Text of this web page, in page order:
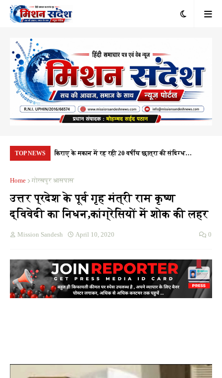
TOP NEWS
1.10 करोड़
किराए के मकान में रह रही 20 वर्षीय छात्रा की संदिग्ध
Home
गोरखपुर आसपास
उत्तर प्रदेश के पूर्व गृह मंत्री राम कृष्ण
द्विवेदी का निधन,कांग्रेसियों में शोक की लहर
Mission Sandesh April 10, 2020 0